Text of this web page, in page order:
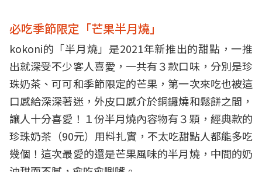
必吃季節限定「芒果半月燒」
kokoni的「半月燒」是2021年新推出的甜點，一推
出就深受不少客人喜愛，一共有３款口味，分別是珍
珠奶茶、可可和季節限定的芒果，第一次來吃也被這
口感給深深著迷，外皮口感介於銅鑼燒和鬆餅之間，
讓人十分喜愛！１份半月燒內容物有３顆，經典款的
珍珠奶茶（90元）用料扎實，不太吃甜點人都能多吃
幾個！這次最愛的還是芒果風味的半月燒，中間的奶